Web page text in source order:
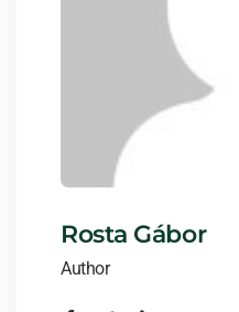
Rosta Gábor
Author